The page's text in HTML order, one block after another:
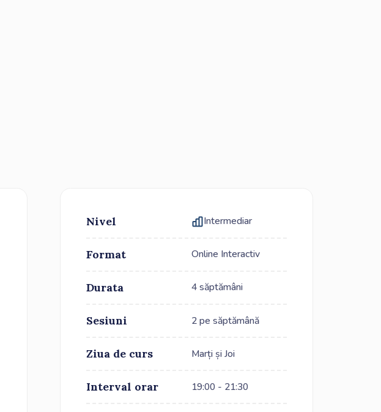
Nivel Intermediar
Format Online Interactiv
Durata 4 săptămâni
Sesiuni 2 pe săptămână
Ziua de curs Marți și Joi
Interval orar 19:00 - 21:30